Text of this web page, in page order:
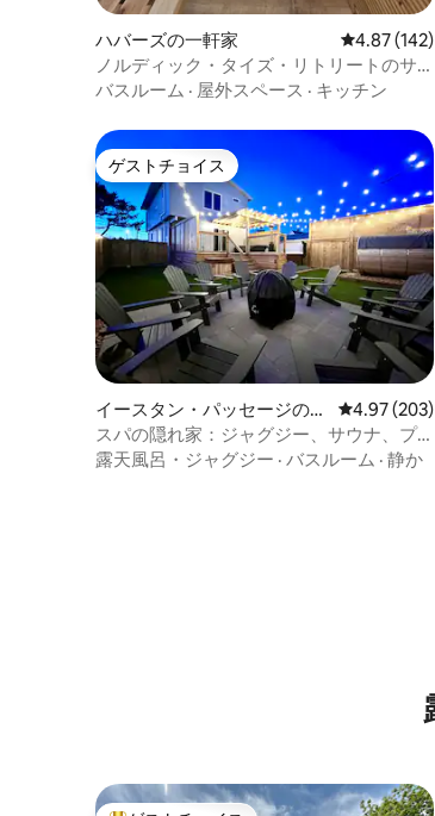
ハバーズの一軒家 レビュー
4.87 (142)
ノルディック・タイズ・リトリートのサ
ウナ＆スパ
バスルーム · 屋外スペース · キッチン
ゲストチョイス
ゲストチョイス
イースタン・パッセージの一
軒家
レビュー
4.97 (203)
スパの隠れ家：ジャグジー、サウナ、プ
ランジプール（10名様宿泊可能）
露天風呂・ジャグジー · バスルーム · 静か